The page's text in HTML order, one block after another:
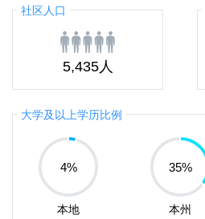
社区人口
5,435人
大学及以上学历比例
4%
本地
35%
本州